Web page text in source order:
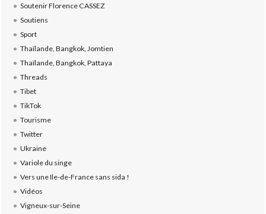
Soutenir Florence CASSEZ
Soutiens
Sport
Thaïlande, Bangkok, Jomtien
Thaïlande, Bangkok, Pattaya
Threads
Tibet
TikTok
Tourisme
Twitter
Ukraine
Variole du singe
Vers une Ile-de-France sans sida !
Vidéos
Vigneux-sur-Seine